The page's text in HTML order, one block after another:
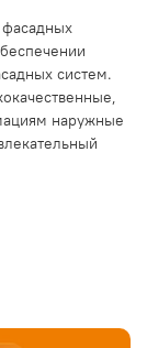
систем.
наружные